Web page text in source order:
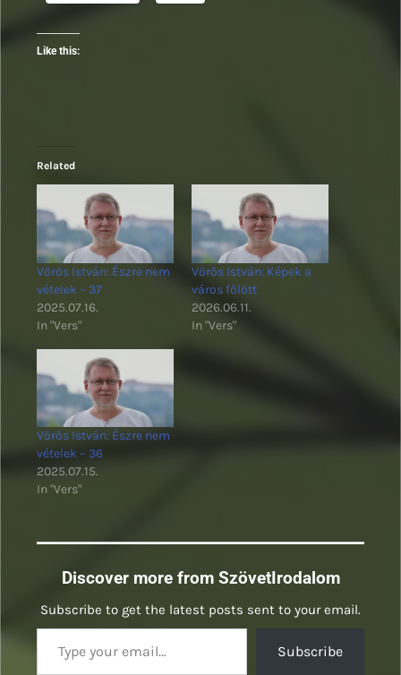
Like this:
Related
Vörös István: Észre nem
vételek – 37
2025.07.16.
In "Vers"
Vörös István: Képek a
város fölött
2026.06.11.
In "Vers"
Vörös István: Észre nem
vételek – 36
2025.07.15.
In "Vers"
Discover more from SzövetIrodalom
Subscribe to get the latest posts sent to your email.
Type your email…
Subscribe